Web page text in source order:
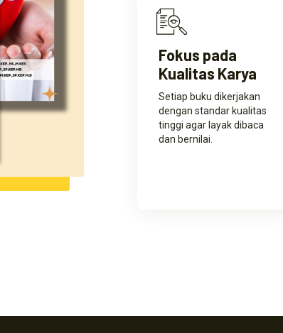
Fokus pada
Kualitas Karya
Setiap buku dikerjakan
dengan standar kualitas
tinggi agar layak dibaca
dan bernilai.